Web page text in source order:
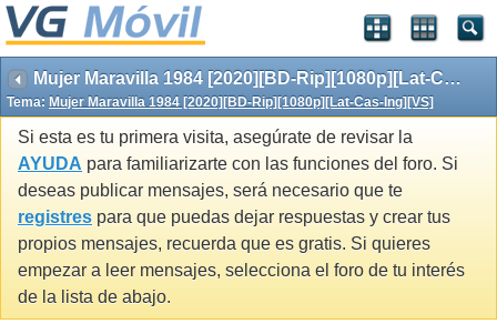
Mujer Maravilla 1984 [2020][BD-Rip][1080p][Lat-Cas-Ing][VS]
Tema: Mujer Maravilla 1984 [2020][BD-Rip][1080p][Lat-Cas-Ing][VS]
Si esta es tu primera visita, asegúrate de revisar la
AYUDA para familiarizarte con las funciones del foro. Si
deseas publicar mensajes, será necesario que te
registres para que puedas dejar respuestas y crear tus
propios mensajes, recuerda que es gratis. Si quieres
empezar a leer mensajes, selecciona el foro de tu interés
de la lista de abajo.